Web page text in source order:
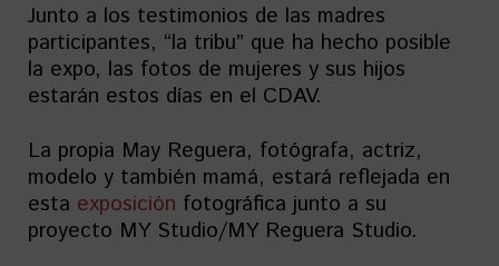
Junto a los testimonios de las madres
participantes, “la tribu” que ha hecho posible
la expo, las fotos de mujeres y sus hijos
estarán estos días en el CDAV.
La propia May Reguera, fotógrafa, actriz,
modelo y también mamá, estará reflejada en
esta exposición fotográfica junto a su
proyecto MY Studio/MY Reguera Studio.